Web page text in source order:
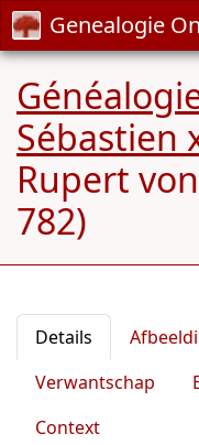
Genealogie
Sébastien
Rupert
782)
Details
Verwantschap
Context